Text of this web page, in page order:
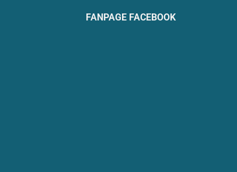
FANPAGE FACEBOOK